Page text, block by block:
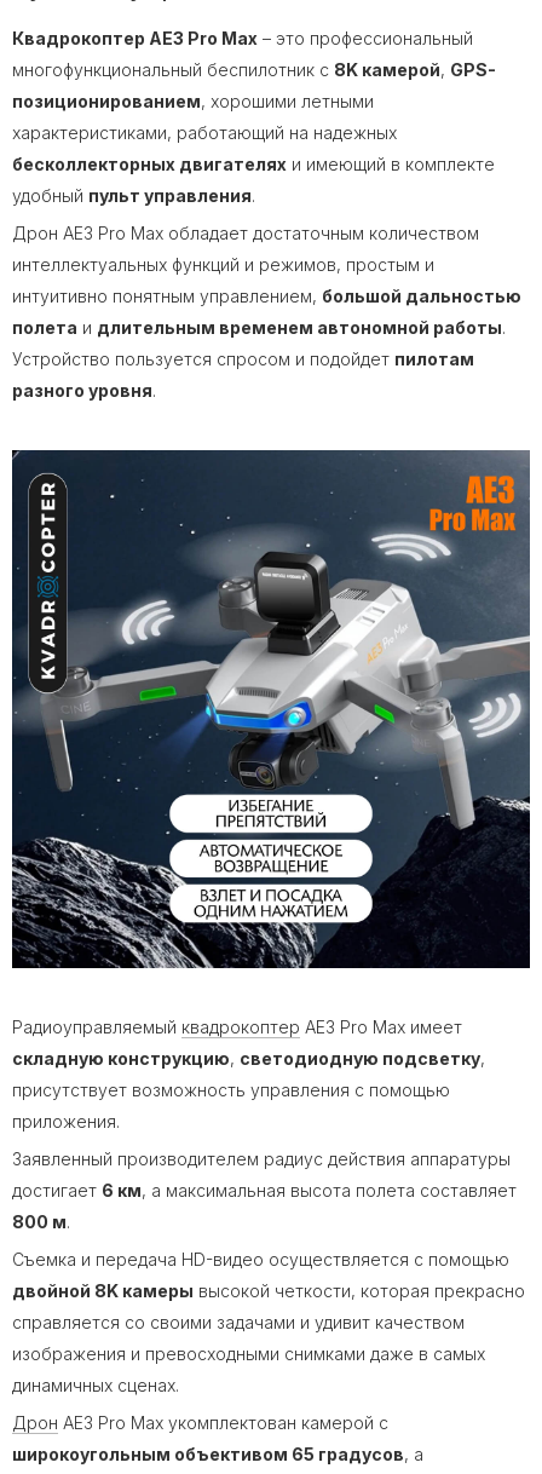
Квадрокоптер AE3 Pro Max – это профессиональный
многофункциональный беспилотник с 8K камерой, GPS-
позиционированием, хорошими летными
характеристиками, работающий на надежных
бесколлекторных двигателях и имеющий в комплекте
удобный пульт управления.
Дрон AE3 Pro Max обладает достаточным количеством
интеллектуальных функций и режимов, простым и
интуитивно понятным управлением, большой дальностью
полета и длительным временем автономной работы.
Устройство пользуется спросом и подойдет пилотам
разного уровня.
Радиоуправляемый квадрокоптер AE3 Pro Max имеет
складную конструкцию, светодиодную подсветку,
присутствует возможность управления с помощью
приложения.
Заявленный производителем радиус действия аппаратуры
достигает 6 км, а максимальная высота полета составляет
800 м.
Съемка и передача HD-видео осуществляется с помощью
двойной 8K камеры высокой четкости, которая прекрасно
справляется со своими задачами и удивит качеством
изображения и превосходными снимками даже в самых
динамичных сценах.
Дрон AE3 Pro Max укомплектован камерой с
широкоугольным объективом 65 градусов, а